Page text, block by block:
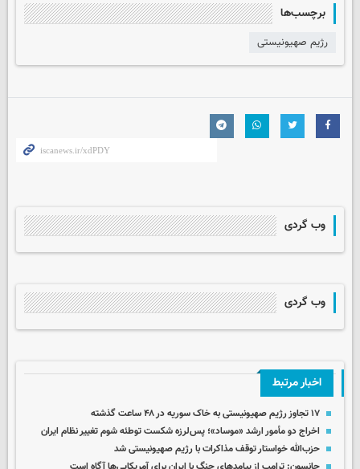
برچسب‌ها
رژیم صهیونیستی
وب گردی
وب گردی
اخبار مرتبط
۱۷ تجاوز رژیم صهیونیستی به خاک سوریه در ۴۸ ساعت گذشته
اخراج دو مأمور ارشد «موساد»؛ پس‌لرزه شکست توطئه شوم تغییر نظام ایران
حزب‌الله خواستار توقف مذاکرات با رژیم صهیونیستی شد